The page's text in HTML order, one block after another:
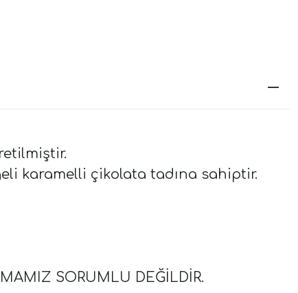
karamelli çikolata tadına sahiptir.
SORUMLU DEĞİLDİR.